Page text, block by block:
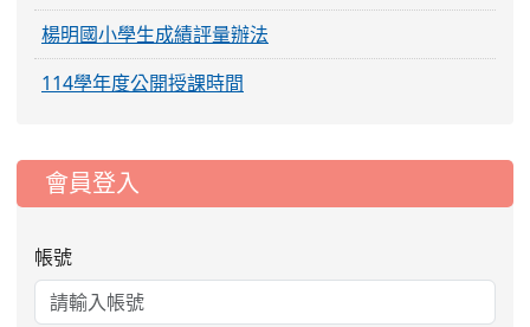
楊明國小學生成績評量辦法
114學年度公開授課時間
::: 會員登入
帳號